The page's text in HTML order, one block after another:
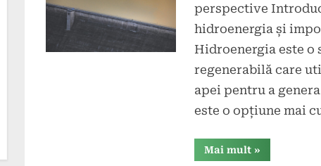
perspective
hidroenergia și
Hidroenergia este o
regenerabilă care
apei pentru a
este o opțiune mai
Mai mult“Hidroenergia
și
»